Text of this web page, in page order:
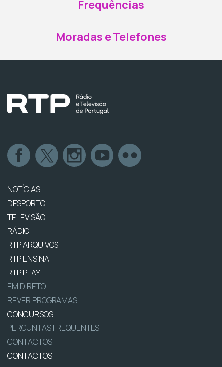
Frequências
Moradas e Telefones
NOTÍCIAS
DESPORTO
TELEVISÃO
RÁDIO
RTP ARQUIVOS
RTP ENSINA
RTP PLAY
EM DIRETO
REVER PROGRAMAS
CONCURSOS
PERGUNTAS FREQUENTES
CONTACTOS
CONTACTOS